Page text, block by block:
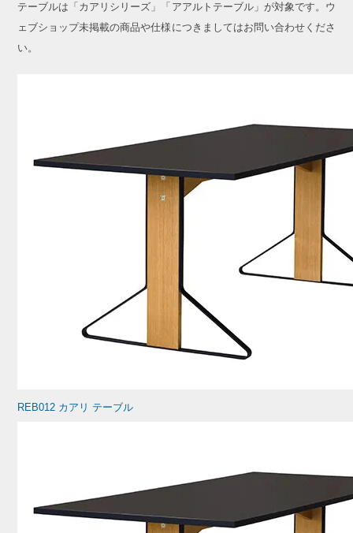
テーブルは「カアリシリーズ」「アアルトテーブル」が対象です。ウ
ェブショップ未掲載の商品や仕様につきましてはお問い合わせくださ
い。
REB012 カアリ テーブル